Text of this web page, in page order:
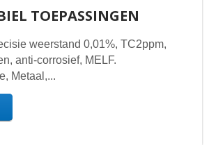
TOEPASSINGEN
weerstand 0,01%, TC2ppm,
anti-corrosief, MELF.
Metaal,...